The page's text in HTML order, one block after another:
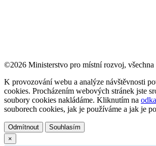
©2026 Ministerstvo pro místní rozvoj, všechna
K provozování webu a analýze návštěvnosti
cookies. Procházením webových stránek jste
soubory cookies nakládáme. Kliknutím na
souborech cookies, jak je používáme a jak je
Odmítnout
Souhlasím
×